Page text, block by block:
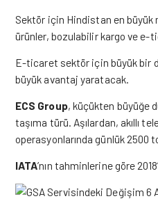
Sektör için Hindistan en büyük
ürünler, bozulabilir kargo ve e-
E-ticaret sektör için büyük bir
büyük avantaj yaratacak.
ECS Group, küçükten büyüğe
taşıma türü. Aşılardan, akıllı
operasyonlarında günlük 2500
IATA’nın tahminlerine göre